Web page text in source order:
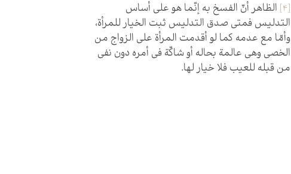
[4]
الظاهر أنّ الفسخ به إنّما هو على أساس
التدليس فمتى صدق التدليس ثبت الخيار للمرأة،
وأمّا مع عدمه كما لو أقدمت المرأة على الزواج من
الخصي وهي عالمة بحاله أو شاكّة في أمره دون نفي
من قبله للعيب فلا خيار لها.